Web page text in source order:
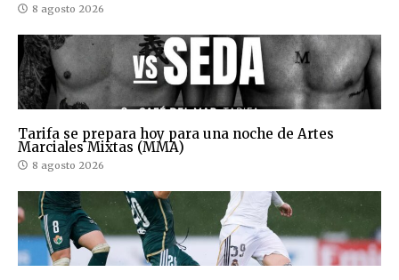
8 agosto 2026
Tarifa se prepara hoy para una noche de Artes
Marciales Mixtas (MMA)
8 agosto 2026